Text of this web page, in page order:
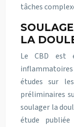
tâches
LA
Le CBD est
études sur
préliminaires
soulager la
étude